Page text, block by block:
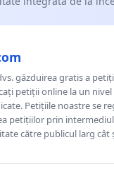
găzduirea gratis a
petiții online la un
Petițiile noastre se
petițiilor prin
către publicul larg cât